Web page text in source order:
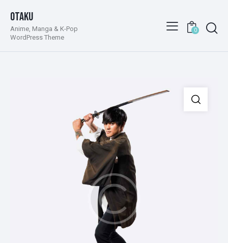
Otaku
Anime, Manga & K-Pop
WordPress Theme
0